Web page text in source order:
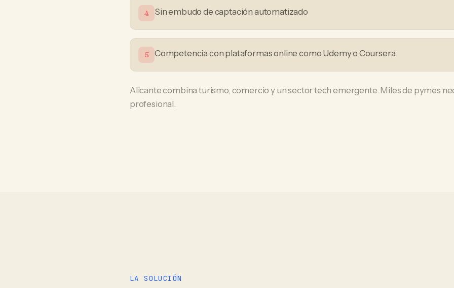
4 Sin embudo de captación automatizado
5 Competencia con plataformas online como Udemy o Coursera
Alicante combina turismo, comercio y un sector tech emergente. Miles de pymes
profesional.
LA SOLUCIÓN